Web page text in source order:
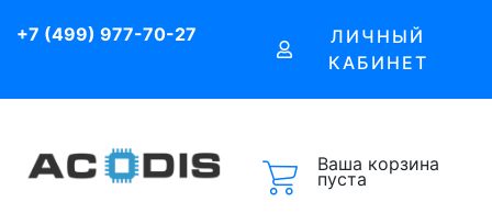
+7 (499) 977-70-27
ЛИЧНЫЙ
КАБИНЕТ
Ваша корзина
пуста